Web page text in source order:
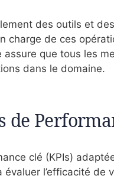
des outils et
charge de ces
que tous les
dans le domaine.
clé (KPIs)
l’efficacité de